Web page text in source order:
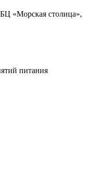
«Морская столица»,
питания